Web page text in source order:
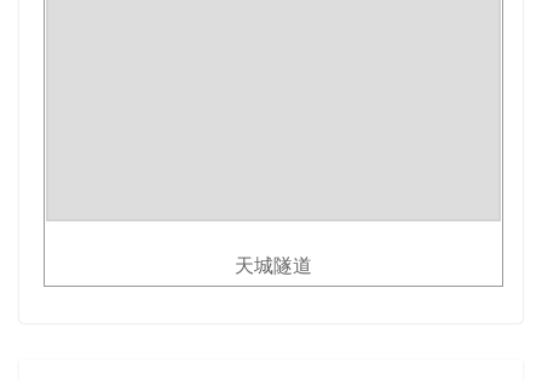
天城隧道